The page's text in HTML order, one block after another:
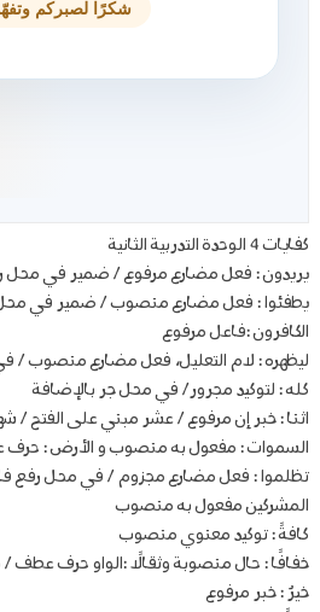
كفايات 4 الوحدة التدربية الثانية
يريدون : فعل مضارع مرفوع / ضمير في محل
يطفئوا : فعل مضارع منصوب / ضمير في
الكافرون :فاعل مرفوع
ليظهره : لام التعليل، فعل مضارع منصوب
كله : لتوكيد مجرور/ في محل جر بالإضافة
اثنا : خبر إن مرفوع / عشر مبني على الفتح /
السموات : مفعول به منصوب و الأرض :
تظلموا : فعل مضارع مجزوم / في محل رفع
المشركين مفعول به منصوب
كافةً : توكيد معنوي منصوب
خفافًا : حال منصوبة وثقالًا :الواو حرف
خيرٌ : خبر مرفوع